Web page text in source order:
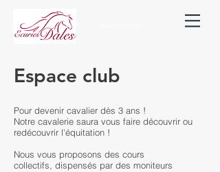
Espace club
Pour devenir cavalier dès 3 ans !
Notre cavalerie saura vous faire découvrir ou
redécouvrir l'équitation !
Nous vous proposons des cours
collectifs, dispensés par des moniteurs